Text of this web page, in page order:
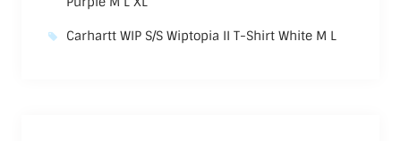
Carhartt WIP S/S Wiptopia II T-Shirt White M L